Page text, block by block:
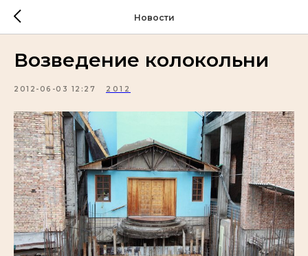
Новости
Возведение колокольни
2012-06-03 12:27 2012